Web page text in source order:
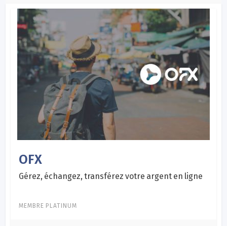
OFX
Gérez, échangez, transférez votre argent en ligne
MEMBRE PLATINUM